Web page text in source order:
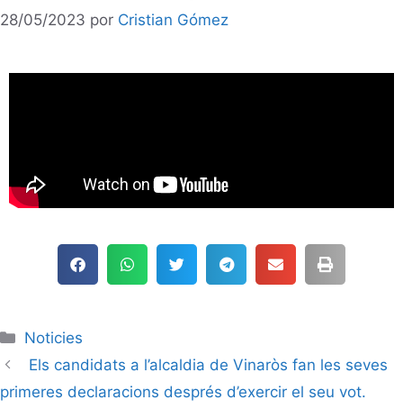
28/05/2023 por Cristian Gómez
Noticies
Els candidats a l’alcaldia de Vinaròs fan les seves
primeres declaracions després d’exercir el seu vot.